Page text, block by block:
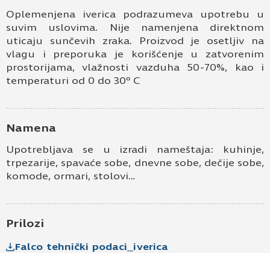
Kontakt telefon
privatnosti
*
Prijavljujem se za vesti i obaveštenja putem
Oplemenjena iverica podrazumeva upotrebu u
suvim uslovima. Nije namenjena direktnom
uticaju sunčevih zraka. Proizvod je osetljiv na
vlagu i preporuka je korišćenje u zatvorenim
prostorijama, vlažnosti vazduha 50-70%, kao i
temperaturi od 0 do 30º C
Namena
Upotrebljava se u izradi nameštaja: kuhinje,
trpezarije, spavaće sobe, dnevne sobe, dečije sobe,
komode, ormari, stolovi…
Prilozi
Falco tehnički podaci_iverica